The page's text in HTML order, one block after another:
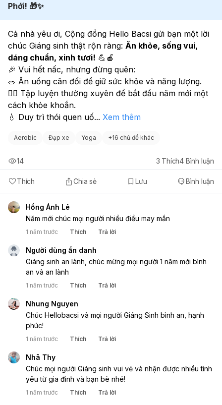
Phới! 🎁✨
Cả nhà yêu ơi, Cộng đồng Hello Bacsi gửi bạn một lời
chúc Giáng sinh thật rộn ràng: Ăn khỏe, sống vui,
dáng chuẩn, xinh tươi! 💪🍎
🎉 Vui hết nấc, nhưng đừng quên:
🥗 Ăn uống cân đối để giữ sức khỏe và năng lượng.
🏃‍♀️ Tập luyện thường xuyên để bắt đầu năm mới một
cách khỏe khoắn.
💧 Duy trì thói quen uố... Xem thêm
Aerobic Đạp xe Yoga +16 chủ đề khác
Thích Chia sẻ Lưu Bình luận
14 3 Thích4 Bình luận
Hồng Ánh Lê
Năm mới chúc mọi người nhiều điều may mắn
1 năm trước Thích Trả lời
Người dùng ẩn danh
Giáng sinh an lành, chúc mừng mọi người 1 năm mới bình
an và an lành
1 năm trước Thích Trả lời
Nhung Nguyen
Chúc Hellobacsi và mọi người Giáng Sinh bình an, hạnh
phúc!
1 năm trước Thích Trả lời
Nhã Thy
Chúc mọi người Giáng sinh vui vẻ và nhận được nhiều tình
yêu từ gia đình và bạn bè nhé!
1 năm trước Thích Trả lời